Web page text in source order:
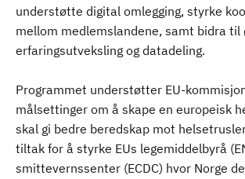
understøtte digital omlegging, styrke
mellom medlemslandene, samt bidra til
erfaringsutveksling og datadeling.
Programmet understøtter EU-
målsettinger om å skape en europeisk
skal gi bedre beredskap mot
tiltak for å styrke EUs legemiddelbyrå
smittevernssenter (ECDC) hvor Norge